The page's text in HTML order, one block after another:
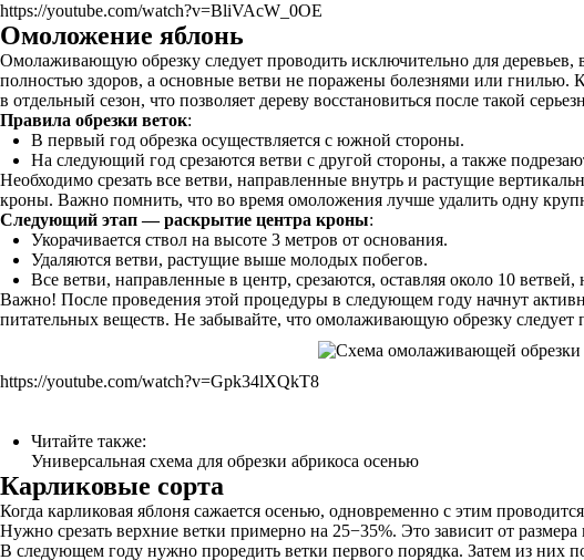
https://youtube.com/watch?v=BliVAcW_0OE
Омоложение яблонь
Омолаживающую обрезку следует проводить исключительно для деревьев,
полностью здоров, а основные ветви не поражены болезнями или гнилью.
в отдельный сезон, что позволяет дереву восстановиться после такой
Правила обрезки веток:
В первый год обрезка осуществляется с южной стороны.
На следующий год срезаются ветви с другой стороны, а также
Необходимо срезать все ветви, направленные внутрь и растущие
кроны. Важно помнить, что во время омоложения лучше удалить одну
Следующий этап — раскрытие центра кроны:
Укорачивается ствол на высоте 3 метров от основания.
Удаляются ветви, растущие выше молодых побегов.
Все ветви, направленные в центр, срезаются, оставляя около 10
Важно! После проведения этой процедуры в следующем году начнут
питательных веществ. Не забывайте, что омолаживающую обрезку следует
https://youtube.com/watch?v=Gpk34lXQkT8
Читайте также:
Универсальная схема для обрезки абрикоса осенью
Карликовые сорта
Когда карликовая яблоня сажается осенью, одновременно с этим
Нужно срезать верхние ветки примерно на 25−35%. Это зависит от
В следующем году нужно проредить ветки первого порядка. Затем из них